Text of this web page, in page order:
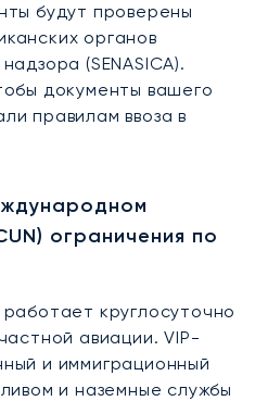
будут проверены
органов
(SENASICA).
документы вашего
правилам ввоза в
ограничения по
круглосуточно
авиации. VIP-
и иммиграционный
и наземные службы